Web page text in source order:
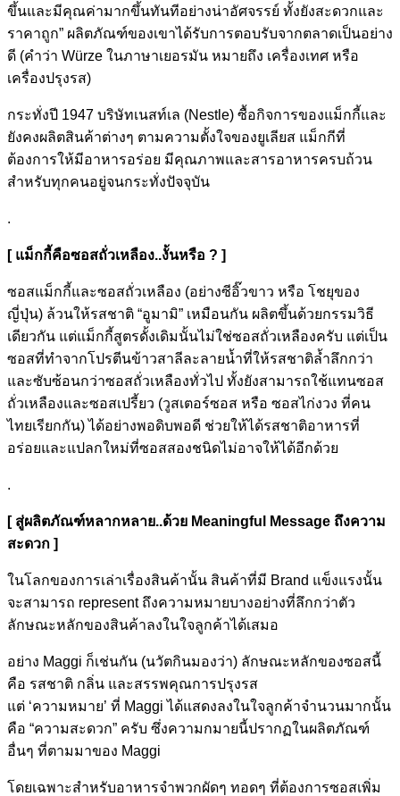
ขึ้นและมีคุณค่ามากขึ้นทันทีอย่างน่าอัศจรรย์ ทั้งยังสะดวกและ
ราคาถูก” ผลิตภัณฑ์ของเขาได้รับการตอบรับจากตลาดเป็นอย่าง
ดี (คำว่า Würze ในภาษาเยอรมัน หมายถึง เครื่องเทศ หรือ
เครื่องปรุงรส)
กระทั่งปี 1947 บริษัทเนสท์เล (Nestle) ซื้อกิจการของแม็กกี้และ
ยังคงผลิตสินค้าต่างๆ ตามความตั้งใจของยูเลียส แม็กกีที่
ต้องการให้มีอาหารอร่อย มีคุณภาพและสารอาหารครบถ้วน
สำหรับทุกคนอยู่จนกระทั่งปัจจุบัน
.
[ แม็กกี้คือซอสถั่วเหลือง..งั้นหรือ ? ]
ซอสแม็กกี้และซอสถั่วเหลือง (อย่างซีอิ๊วขาว หรือ โชยุของ
ญี่ปุ่น) ล้วนให้รสชาติ “อูมามิ” เหมือนกัน ผลิตขึ้นด้วยกรรมวิธี
เดียวกัน แต่แม็กกี้สูตรดั้งเดิมนั้นไม่ใช่ซอสถั่วเหลืองครับ แต่เป็น
ซอสที่ทำจากโปรตีนข้าวสาลีละลายน้ำที่ให้รสชาติล้ำลึกกว่า
และซับซ้อนกว่าซอสถั่วเหลืองทั่วไป ทั้งยังสามารถใช้แทนซอส
ถั่วเหลืองและซอสเปรี้ยว (วูสเตอร์ซอส หรือ ซอสไก่งวง ที่คน
ไทยเรียกกัน) ได้อย่างพอดิบพอดี ช่วยให้ได้รสชาติอาหารที่
อร่อยและแปลกใหม่ที่ซอสสองชนิดไม่อาจให้ได้อีกด้วย
.
[ สู่ผลิตภัณฑ์หลากหลาย..ด้วย Meaningful Message ถึงความ
สะดวก ]
ในโลกของการเล่าเรื่องสินค้านั้น สินค้าที่มี Brand แข็งแรงนั้น
จะสามารถ represent ถึงความหมายบางอย่างที่ลึกกว่าตัว
ลักษณะหลักของสินค้าลงในใจลูกค้าได้เสมอ
อย่าง Maggi ก็เช่นกัน (นวัตกินมองว่า) ลักษณะหลักของซอสนี้
คือ รสชาติ กลิ่น และสรรพคุณการปรุงรส
แต่ ‘ความหมาย’ ที่ Maggi ได้แสดงลงในใจลูกค้าจำนวนมากนั้น
คือ “ความสะดวก” ครับ ซึ่งความกมายนี้ปรากฏในผลิตภัณฑ์
อื่นๆ ที่ตามมาของ Maggi
โดยเฉพาะสำหรับอาหารจำพวกผัดๆ ทอดๆ ที่ต้องการซอสเพิ่ม